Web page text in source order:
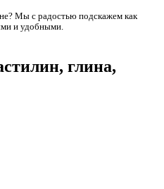
Мы с радостью подскажем как
и удобными.
глина,